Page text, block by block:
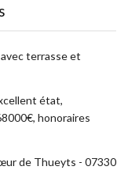
terrasse et
état,
honoraires
de Thueyts - 07330